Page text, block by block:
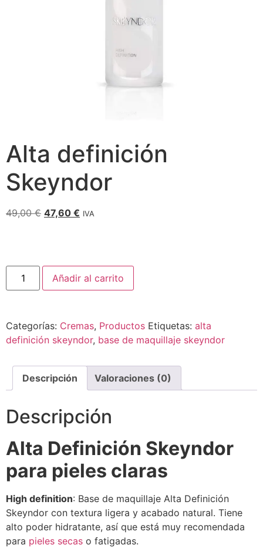
Alta definición
Skeyndor
49,00€ 47,60 € IVA
Añadir al carrito
Categorías: Cremas, Productos Etiquetas: alta
definición skeyndor, base de maquillaje skeyndor
Descripción Valoraciones (0)
Descripción
Alta Definición Skeyndor
para pieles claras
High definition: Base de maquillaje Alta Definición
Skeyndor con textura ligera y acabado natural. Tiene
alto poder hidratante, así que está muy recomendada
para pieles secas o fatigadas.